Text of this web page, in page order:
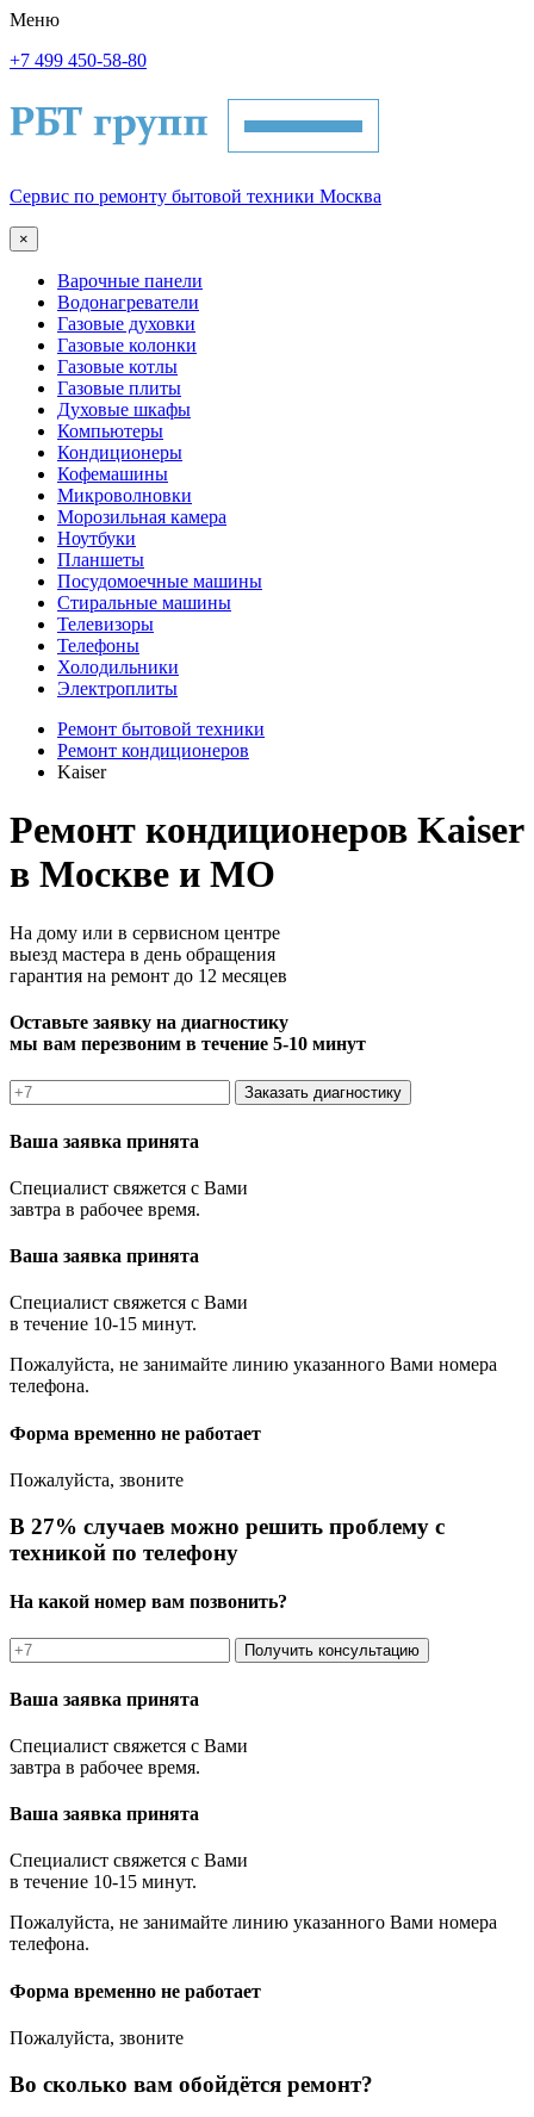
Меню
+7 499 450-58-80
Сервис по ремонту бытовой техники Москва
×
Варочные панели
Водонагреватели
Газовые духовки
Газовые колонки
Газовые котлы
Газовые плиты
Духовые шкафы
Компьютеры
Кондиционеры
Кофемашины
Микроволновки
Морозильная камера
Ноутбуки
Планшеты
Посудомоечные машины
Стиральные машины
Телевизоры
Телефоны
Холодильники
Электроплиты
Ремонт бытовой техники
Ремонт кондиционеров
Kaiser
Ремонт кондиционеров Kaiser
в Москве и МО
На дому или в сервисном центре
выезд мастера в день обращения
гарантия на ремонт до 12 месяцев
Оставьте заявку на диагностику
мы вам перезвоним в течение 5-10 минут
Заказать диагностику
Ваша заявка принята
Специалист свяжется с Вами
завтра в рабочее время.
Ваша заявка принята
Специалист свяжется с Вами
в течение 10-15 минут.
Пожалуйста, не занимайте линию указанного Вами номера
телефона.
Форма временно не работает
Пожалуйста, звоните
В 27% случаев можно решить проблему с
техникой по телефону
На какой номер вам позвонить?
Получить консультацию
Ваша заявка принята
Специалист свяжется с Вами
завтра в рабочее время.
Ваша заявка принята
Специалист свяжется с Вами
в течение 10-15 минут.
Пожалуйста, не занимайте линию указанного Вами номера
телефона.
Форма временно не работает
Пожалуйста, звоните
Во сколько вам обойдётся ремонт?